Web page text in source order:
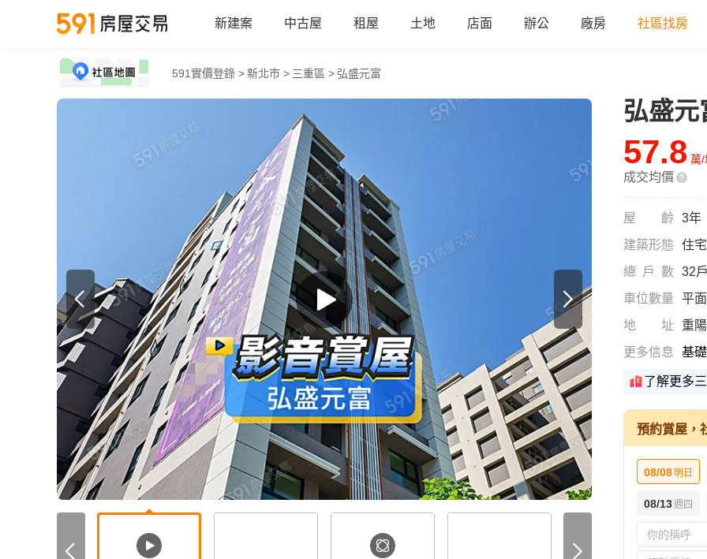
新建案 中古屋 租屋 土地 店面 辦公 廠房 社區找房
591實價登錄 >新北市 > 三重區 > 弘盛元富
弘盛元
57.8 萬/
成交均價
屋齡
3年
建築形態
住
總戶數 32戶
車位數量
平
地址
重
更多信息
基
了解更多
預約賞屋，
08/08 明日
08/13週四